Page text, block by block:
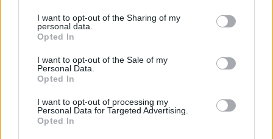
not limited to your visit or usage behaviour. You may click to
grant or deny consent to Google and its third-party tags to
use your data for below specified purposes in below Google
consent section.
I want to opt-out of the Sharing of my
personal data.
Opted In
I want to opt-out of the Sale of my
Personal Data.
Opted In
I want to opt-out of processing my
Personal Data for Targeted Advertising.
Opted In